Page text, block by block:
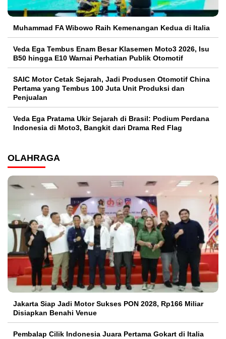
Muhammad FA Wibowo Raih Kemenangan Kedua di Italia
Veda Ega Tembus Enam Besar Klasemen Moto3 2026, Isu
B50 hingga E10 Warnai Perhatian Publik Otomotif
SAIC Motor Cetak Sejarah, Jadi Produsen Otomotif China
Pertama yang Tembus 100 Juta Unit Produksi dan
Penjualan
Veda Ega Pratama Ukir Sejarah di Brasil: Podium Perdana
Indonesia di Moto3, Bangkit dari Drama Red Flag
OLAHRAGA
Jakarta Siap Jadi Motor Sukses PON 2028, Rp166 Miliar
Disiapkan Benahi Venue
Pembalap Cilik Indonesia Juara Pertama Gokart di Italia